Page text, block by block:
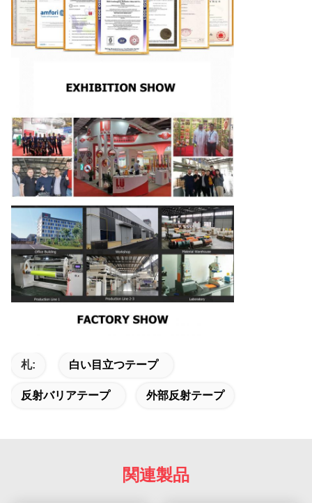
札: 白い目立つテープ
反射バリアテープ 外部反射テープ
関連製品